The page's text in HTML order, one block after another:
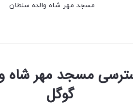
مسجد مهر شاه والده سلطان
مسجد مهر شاه
گوگل